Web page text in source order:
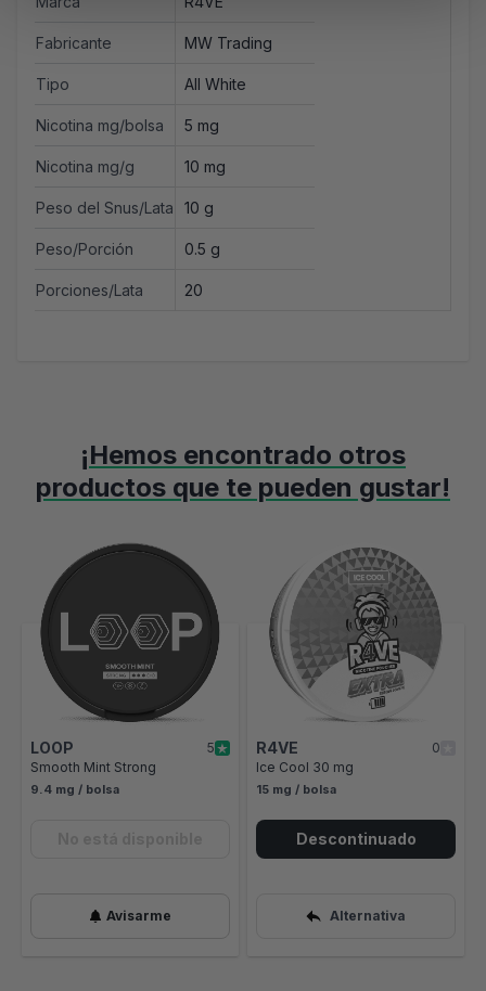
Fabricante MW Trading
Tipo All White
Nicotina mg/bolsa 5 mg
Nicotina mg/g 10 mg
Peso del Snus/Lata 10 g
Peso/Porción 0.5 g
Porciones/Lata 20
¡Hemos encontrado otros
productos que te pueden gustar!
Es posible navegar por los elementos del carrusel utilizando el
Pulse para saltar el carrusel
Pulse aquí para ir a la navegación por el carrusel
LOOP
5
Smooth Mint Strong
9.4 mg / bolsa
Avisarme
R4VE
0
Ice Cool 30 mg
15 mg / bolsa
Descontinuado
Alternativa